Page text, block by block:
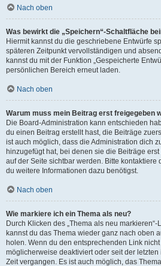
Nach oben
Was bewirkt die „Speichern“-Schaltfläche
Hiermit kannst du die geschriebene Entwürfe
späteren Zeitpunkt vervollständigen und
kannst du mit der Funktion „Gespeicherte
persönlichen Bereich erneut laden.
Nach oben
Warum muss mein Beitrag erst freigegeben
Die Board-Administration kann entschieden
du einen Beitrag erstellt hast, die Beiträge
ist auch möglich, dass die Administration dich
hinzugefügt hat, bei denen sie die Beiträge
auf der Seite sichtbar werden. Bitte kontaktiere
du weitere Informationen dazu benötigst.
Nach oben
Wie markiere ich ein Thema als neu?
Durch Klicken des „Thema als neu
kannst du das Thema wieder ganz nach oben
holen. Wenn du den entsprechenden Link
möglicherweise deaktiviert oder seit der
Zeit vergangen. Es ist auch möglich, das